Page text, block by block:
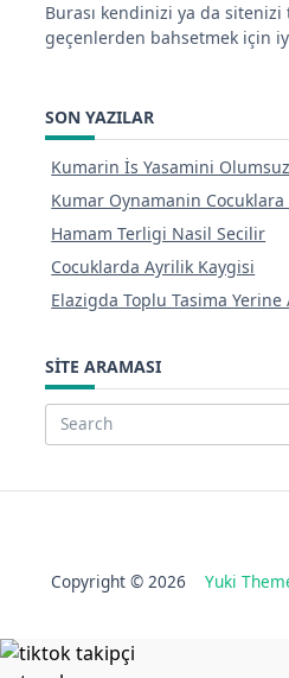
Burası kendinizi ya da sitenizi
geçenlerden bahsetmek için
SON YAZILAR
Kumarin İs Yasamini
Kumar Oynamanin
Hamam Terligi Nasil Secilir
Cocuklarda Ayrilik Kaygisi
Elazigda Toplu Tasima
SITE ARAMASI
Search
Copyright © 2026 Yuki